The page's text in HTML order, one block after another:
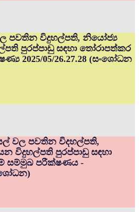
පවතින විදුහල්පති, නියෝජ්‍ය
පුරප්පාඩු සඳහා තෝරාපත්කර
2025/05/26.27.28 (සංශෝධන
වල පවතින විදහල්පති,
විදුහල්පති පුරප්පාඩු සඳහා
සම්මුඛ පරීක්ෂණය -